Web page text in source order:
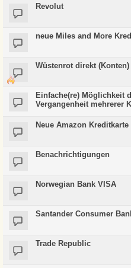
Revolut
neue Miles and More
Wüstenrot direkt (Konten)
Einfache(re) Möglichkeit
Vergangenheit mehrerer
Neue Amazon Kreditkarte
Benachrichtigungen
Norwegian Bank VISA
Santander Consumer
Trade Republic